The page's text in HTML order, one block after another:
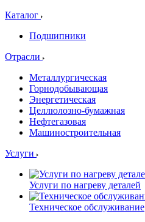
Каталог
Подшипники
Отрасли
Металлургическая
Горнодобывающая
Энергетическая
Целлюлозно-бумажная
Нефтегазовая
Машиностроительная
Услуги
Услуги по нагреву деталей
Техническое обслуживание